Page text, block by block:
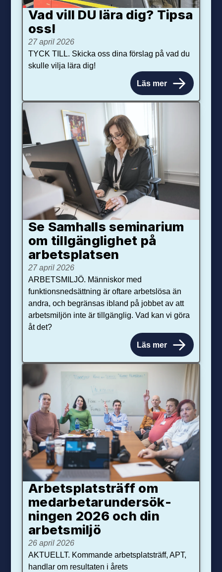
Vad vill DU lära dig? Tipsa
oss!
27 april 2026
TYCK TILL. Skicka oss dina förslag på vad du
skulle vilja lära dig!
Läs mer
Se Samhalls seminarium
om tillgänglighet på
arbetsplatsen
27 april 2026
ARBETSMILJÖ. Människor med
funktionsnedsättning är oftare arbetslösa än
andra, och begränsas ibland på jobbet av att
arbetsmiljön inte är tillgänglig. Vad kan vi göra
åt det?
Läs mer
Arbetsplats­träff om
med­arbetar­under­sök­
ningen 2026 och din
arbets­miljö
26 april 2026
AKTUELLT. Kommande arbetsplatsträff, APT,
handlar om resultaten i årets